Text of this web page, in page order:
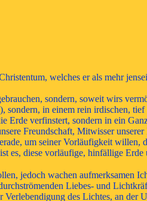
welches er als mehr
sondern, soweit wirs
in einem rein irdischen,
Erde verfinstert, sondern in ein
Freundschaft, Mitwisser
um seiner Vorläufigkeit willen,
es, diese vorläufige, hinfällige
jedoch wachen aufmerksamen
Liebes- und
des Lichtes, an